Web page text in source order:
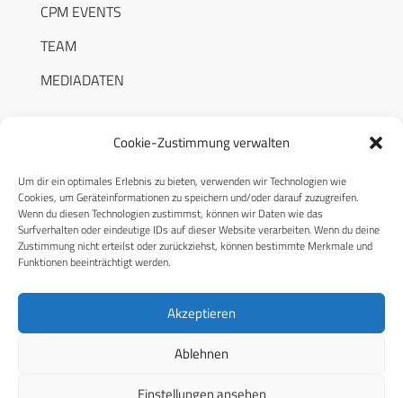
Cookie-Zustimmung verwalten
Um dir ein optimales Erlebnis zu bieten, verwenden wir Technologien wie
Cookies, um Geräteinformationen zu speichern und/oder darauf zuzugreifen.
Wenn du diesen Technologien zustimmst, können wir Daten wie das
Surfverhalten oder eindeutige IDs auf dieser Website verarbeiten. Wenn du deine
Zustimmung nicht erteilst oder zurückziehst, können bestimmte Merkmale und
Funktionen beeinträchtigt werden.
Akzeptieren
Ablehnen
Einstellungen ansehen
CPM EVENTS
TEAM
MEDIADATEN
RECHTLICHES
Datenschutzerklärung
Cookie-Richtlinie (EU)